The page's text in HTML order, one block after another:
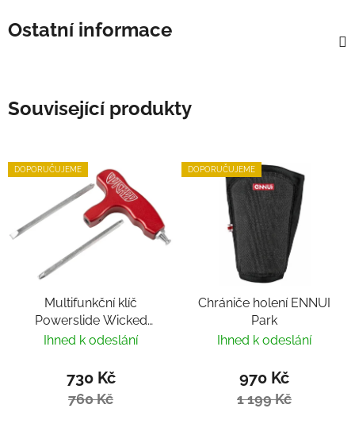
Ostatní informace
Související produkty
DOPORUČUJEME
Multifunkční klíč
Powerslide Wicked
Hardcore Tool
Ihned k odeslání
730 Kč
760 Kč
DOPORUČUJEME
Chrániče holení ENNUI
Park
Ihned k odeslání
970 Kč
1 199 Kč